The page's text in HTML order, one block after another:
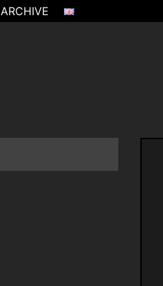
ARCHIVE